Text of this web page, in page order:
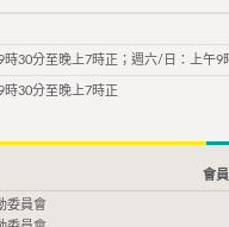
時30分至晚上7時正；週六/日：上午
時30分至晚上7時正
委員會
會